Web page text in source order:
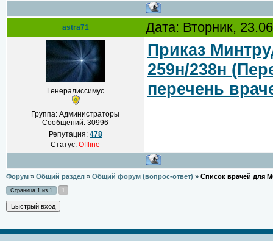
astra71 Дата: Вторник,
Генералиссимус
Группа: Администраторы
Сообщений:30996
Репутация: 478
Статус:Offline
Приказ
259н/238н
перечень
Форум » Общий раздел » Общий форум (вопрос-ответ) » Список врачей для
Страница 1 из 1 1